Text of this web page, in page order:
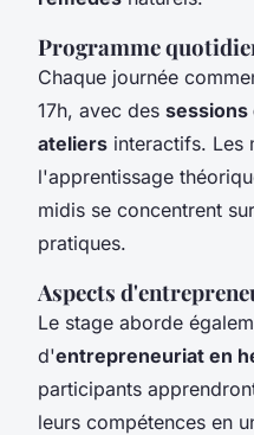
Programme
Chaque journée
17h, avec des sessions
ateliers interactifs. Les
l'apprentissage
midis se concentrent
pratiques.
Aspects
Le stage aborde
d'entrepreneuriat en
participants
leurs compétences en